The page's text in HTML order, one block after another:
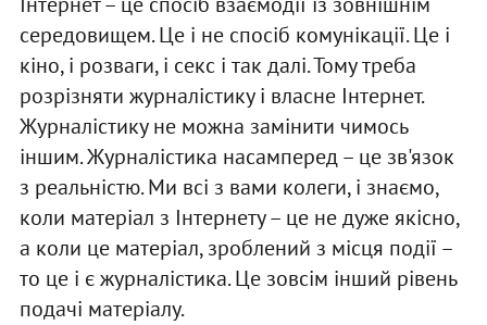
середовищем. Це і не спосіб комунікації. Це і
кіно, і розваги, і секс і так далі. Тому треба
розрізняти журналістику і власне Інтернет.
Журналістику не можна замінити чимось
іншим. Журналістика насамперед – це зв'язок
з реальністю. Ми всі з вами колеги, і знаємо,
коли матеріал з Інтернету – це не дуже якісно,
а коли це матеріал, зроблений з місця події –
то це і є журналістика. Це зовсім інший рівень
подачі матеріалу.